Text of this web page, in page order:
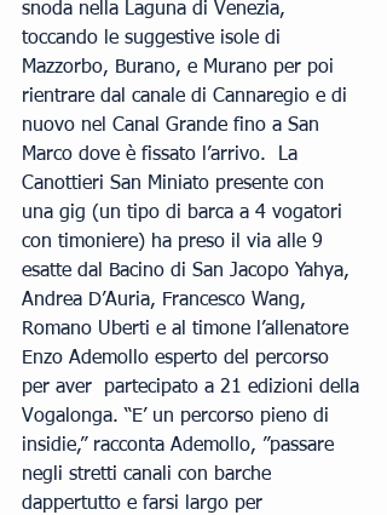
snoda nella Laguna di Venezia,
toccando le suggestive isole di
Mazzorbo, Burano, e Murano per poi
rientrare dal canale di Cannaregio e di
nuovo nel Canal Grande fino a San
Marco dove è fissato l’arrivo.  La
Canottieri San Miniato presente con
una gig (un tipo di barca a 4 vogatori
con timoniere) ha preso il via alle 9
esatte dal Bacino di San Jacopo Yahya,
Andrea D’Auria, Francesco Wang,
Romano Uberti e al timone l’allenatore
Enzo Ademollo esperto del percorso
per aver  partecipato a 21 edizioni della
Vogalonga. “E’ un percorso pieno di
insidie,” racconta Ademollo, ”passare
negli stretti canali con barche
dappertutto e farsi largo per